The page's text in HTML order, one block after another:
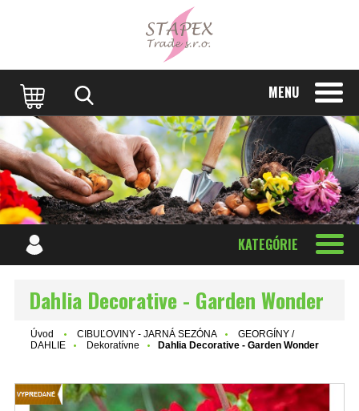
MENU
KATEGÓRIE
Dahlia Decorative - Garden Wonder
Úvod CIBUĽOVINY - JARNÁ SEZÓNA
GEORGÍNY /
DAHLIE
Dekoratívne Dahlia Decorative - Garden Wonder